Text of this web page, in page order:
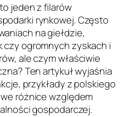
jeden z filarów
rynkowej. Często
na giełdzie,
czy ogromnych zyskach i
ale czym właściwie
Ten artykuł wyjaśnia
przykłady z polskiego
różnice względem
gospodarczej.